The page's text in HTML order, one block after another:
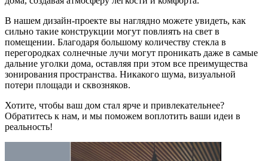
В нашем дизайн-проекте вы наглядно можете увидеть, как
сильно такие конструкции могут повлиять на свет в
помещении. Благодаря большому количеству стекла в
перегородках солнечные лучи могут проникать даже в самые
дальние уголки дома, оставляя при этом все преимущества
зонирования пространства. Никакого шума, визуальной
потери площади и сквозняков.
Хотите, чтобы ваш дом стал ярче и привлекательнее?
Обратитесь к нам, и мы поможем воплотить ваши идеи в
реальность!